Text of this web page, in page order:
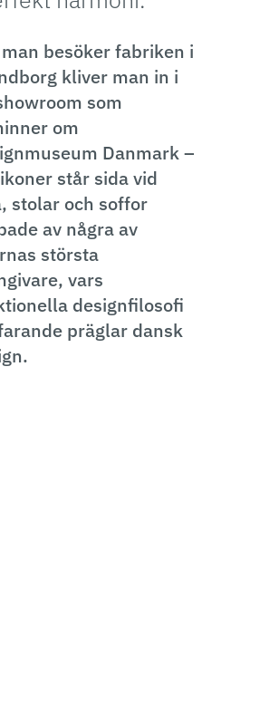
besöker fabriken i
kliver man in i
som
om
Danmark –
står sida vid
stolar och soffor
av några av
största
vars
designfilosofi
präglar dansk